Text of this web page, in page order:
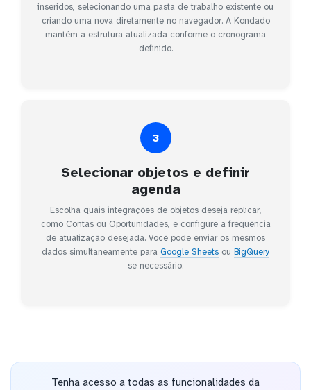
inseridos, selecionando uma pasta de trabalho existente ou
criando uma nova diretamente no navegador. A Kondado
mantém a estrutura atualizada conforme o cronograma
definido.
3
Selecionar objetos e definir
agenda
Escolha quais integrações de objetos deseja replicar,
como Contas ou Oportunidades, e configure a frequência
de atualização desejada. Você pode enviar os mesmos
dados simultaneamente para Google Sheets ou BigQuery
se necessário.
Tenha acesso a todas as funcionalidades da